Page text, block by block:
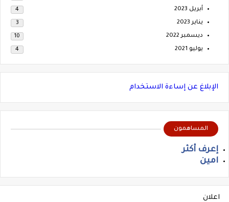
أبريل 2023 4
يناير 2023 3
ديسمبر 2022 10
يوليو 2021 4
الإبلاغ عن إساءة الاستخدام
المساهمون
إعرف أكثر
امين
اعلان